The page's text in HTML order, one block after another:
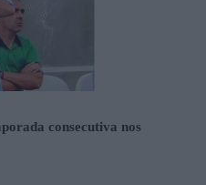
consecutiva nos